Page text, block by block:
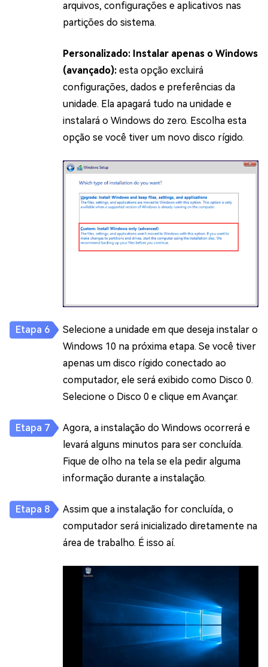
arquivos, configurações e aplicativos nas
partições do sistema.
Personalizado: Instalar apenas o Windows
(avançado): esta opção excluirá
configurações, dados e preferências da
unidade. Ela apagará tudo na unidade e
instalará o Windows do zero. Escolha esta
opção se você tiver um novo disco rígido.
Selecione a unidade em que deseja instalar o
Windows 10 na próxima etapa. Se você tiver
apenas um disco rígido conectado ao
computador, ele será exibido como Disco 0.
Selecione o Disco 0 e clique em Avançar.
Agora, a instalação do Windows ocorrerá e
levará alguns minutos para ser concluída.
Fique de olho na tela se ela pedir alguma
informação durante a instalação.
Assim que a instalação for concluída, o
computador será inicializado diretamente na
área de trabalho. É isso aí.